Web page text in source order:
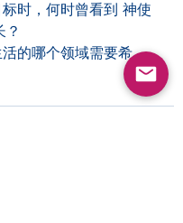
时，何时曾看到 神使
？
的哪个领域需要希